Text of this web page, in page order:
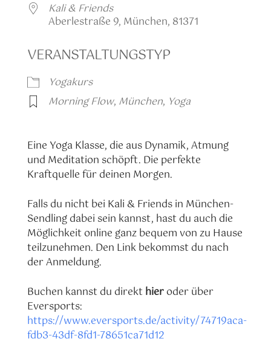
Kali & Friends
Aberlestraße 9, München, 81371
VERANSTALTUNGSTYP
Yogakurs
Morning Flow, München, Yoga
Eine Yoga Klasse, die aus Dynamik, Atmung
und Meditation schöpft. Die perfekte
Kraftquelle für deinen Morgen.
Falls du nicht bei Kali & Friends in München-
Sendling dabei sein kannst, hast du auch die
Möglichkeit online ganz bequem von zu Hause
teilzunehmen. Den Link bekommst du nach
der Anmeldung.
Buchen kannst du direkthieroder über
Eversports:
https://www.eversports.de/activity/74719aca-
fdb3-43df-8fd1-78651ca71d12